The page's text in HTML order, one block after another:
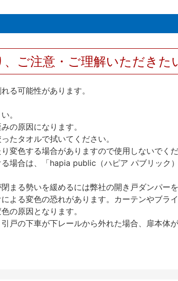
、ご注意・ご理解いただきた
る可能性があります。
。
の原因になります。
たタオルで拭いてください。
変色する場合がありますので使用しないでく
場合は、「hapia public（ハピア パブリック
まる勢いを緩めるには弊社の開き戸ダンパー
よる変色の恐れがあります。カーテンやブラ
の原因となります。
戸の下車が下レールから外れた場合、扉本体